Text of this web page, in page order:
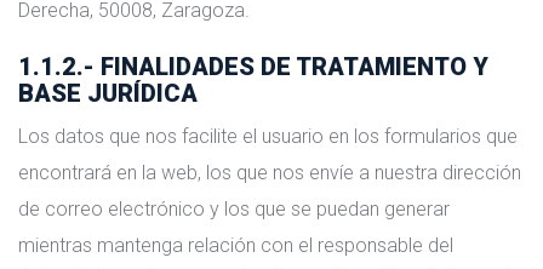
Derecha, 50008, Zaragoza.
1.1.2.- FINALIDADES DE TRATAMIENTO Y
BASE JURÍDICA
Los datos que nos facilite el usuario en los formularios que
encontrará en la web, los que nos envíe a nuestra dirección
de correo electrónico y los que se puedan generar
mientras mantenga relación con el responsable del